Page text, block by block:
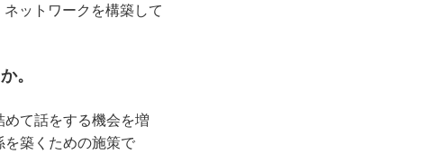
ットワークを構築して
。
めて話をする機会を増
築くための施策で